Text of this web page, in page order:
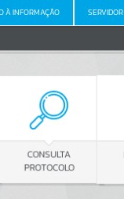
À INFORMAÇÃO SERVIDOR
NOTA FISCAL
ELETRÔNICA